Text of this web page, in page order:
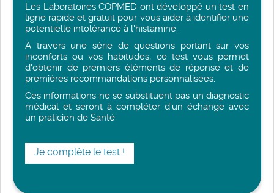
Les Laboratoires COPMED ont développé un test en
ligne rapide et gratuit pour vous aider à identifier une
potentielle intolérance à l'histamine.
À travers une série de questions portant sur vos
inconforts ou vos habitudes, ce test vous permet
d'obtenir de premiers éléments de réponse et de
premières recommandations personnalisées.
Ces informations ne se substituent pas un diagnostic
médical et seront à compléter d'un échange avec
un praticien de Santé.
Je complète le test !